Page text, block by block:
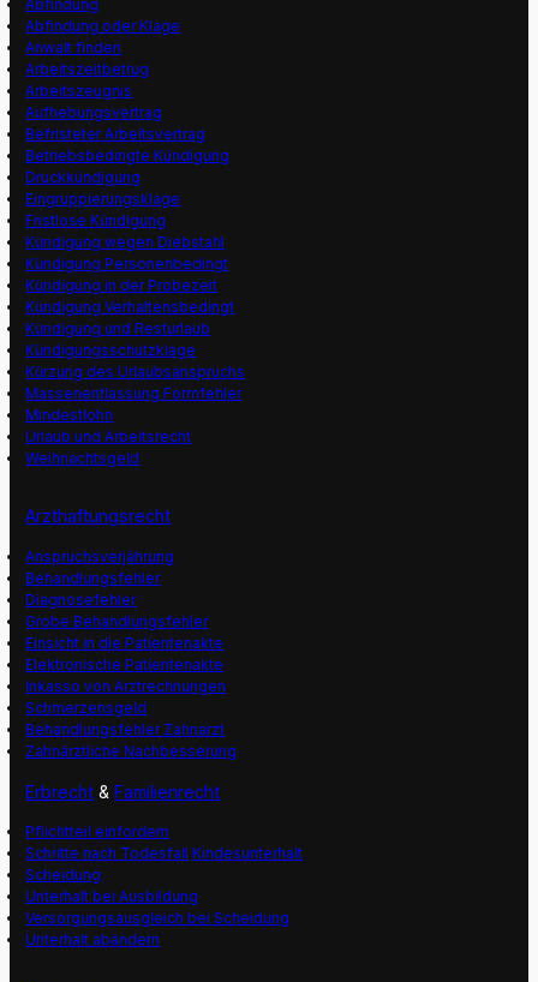
Abfindung
Abfindung oder Klage
Anwalt finden
Arbeitszeitbetrug
Arbeitszeugnis
Aufhebungsvertrag
Befristeter Arbeitsvertrag
Betriebsbedingte Kündigung
Druckkündigung
Eingruppierungsklage
Fristlose Kündigung
Kündigung wegen Diebstahl
Kündigung Personenbedingt
Kündigung in der Probezeit
Kündigung Verhaltensbedingt
Kündigung und Resturlaub
Kündigungsschutzklage
Kürzung des Urlaubsanspruchs
Massenentlassung Formfehler
Mindestlohn
Urlaub und Arbeitsrecht
Weihnachtsgeld
Arzthaftungsrecht
Anspruchsverjährung
Behandlungsfehler
Diagnosefehler
Grobe Behandlungsfehler
Einsicht in die Patientenakte
Elektronische Patientenakte
Inkasso von Arztrechnungen
Schmerzensgeld
Behandlungsfehler Zahnarzt
Zahnärztliche Nachbesserung
Erbrecht &Familienrecht
Pflichtteil einfordern
Schritte nach Todesfall Kindesunterhalt
Scheidung
Unterhalt bei Ausbildung
Versorgungsausgleich bei Scheidung
Unterhalt abändern